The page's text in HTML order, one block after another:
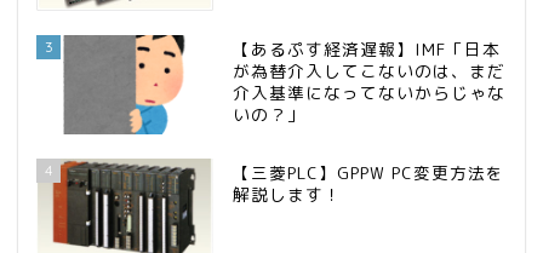
3
【あるぷす経済遅報】IMF「日本
が為替介入してこないのは、まだ
介入基準になってないからじゃな
いの？」
4
【三菱PLC】GPPW PC変更方法を
解説します！